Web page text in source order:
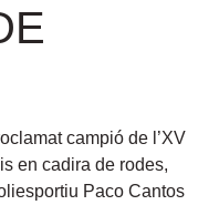
campió de l’XV
en cadira de rodes,
Paco Cantos